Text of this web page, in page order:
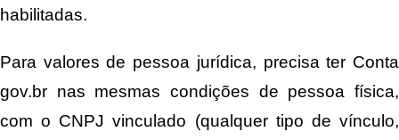
habilitadas.
Para valores de pessoa jurídica, precisa ter Conta
gov.br nas mesmas condições de pessoa física,
com o CNPJ vinculado (qualquer tipo de vínculo,